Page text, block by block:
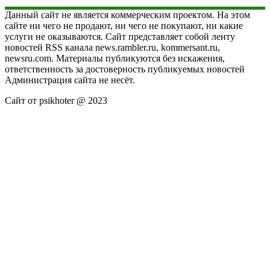
Данный сайт не является коммерческим проектом. На этом
сайте ни чего не продают, ни чего не покупают, ни какие
услуги не оказываются. Сайт представляет собой ленту
новостей RSS канала news.rambler.ru, kommersant.ru,
newsru.com. Материалы публикуются без искажения,
ответственность за достоверность публикуемых новостей
Администрация сайта не несёт.
Сайт от psikhoter @ 2023